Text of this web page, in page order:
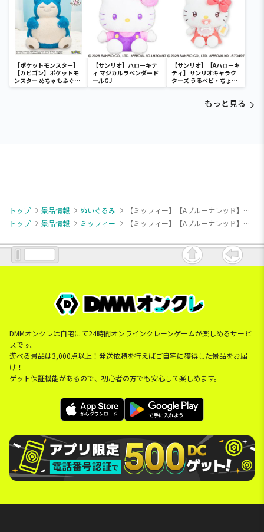
【ポケットモンスター】
【カビゴン】ポケットモ
ンスター めちゃもふぐっ
と ほっこりいやされぬい
【サンリオ】ハローキテ
ィ マジカルラベンダード
ールGJ
【サンリオ】【Aハローキ
ティ】サンリオキャラク
ターズ うるベビ・ちょい
デカドール
もっと見る
トップ 景品情報 ぬいぐるみ
【ミッフィー】【Aブルーナレッド】ミッフィー withぬいぐるみ みかづき
トップ
景品情報 ミッフィー 【ミッフィー】【Aブルーナレッド】ミッフィー withぬいぐるみ みかづき
DMMオンクレは自宅にて24時間オンラインクレーンゲームが楽しめるサービ
スです。
遊べる景品は3,000点以上！発送依頼を行えばご自宅に獲得した景品をお届
け！
ゲット保証機能があるので、初心者の方でも安心して楽しめます。